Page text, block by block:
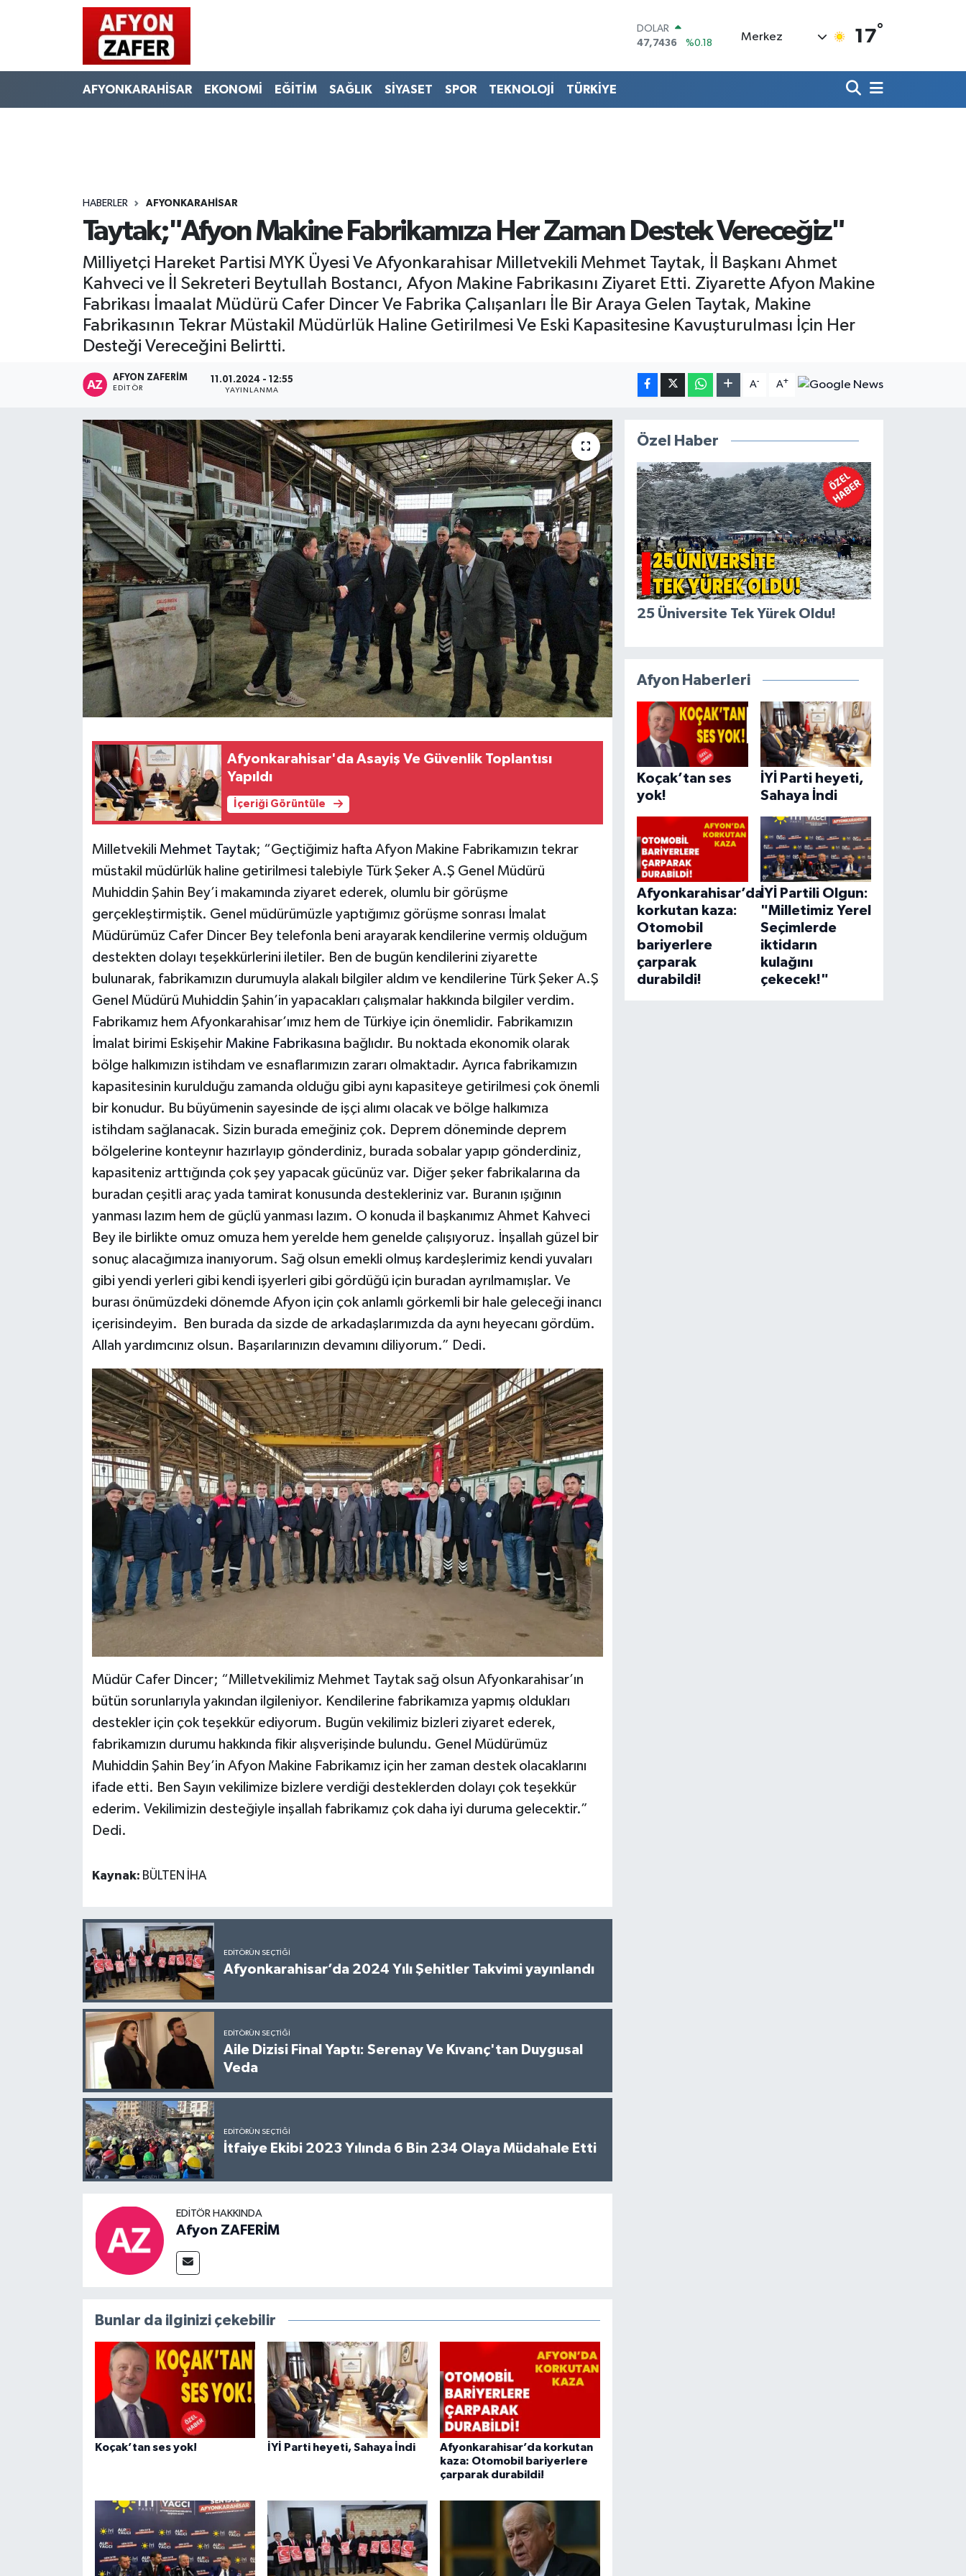
DOLAR
47,7436
%0.18
55,2510
%0.32
Merkez 17°
AFYONKARAHİSAR EKONOMİ EĞİTİM SAĞLIK SİYASET SPOR TEKNOLOJİ TÜRKİYE
HABERLER AFYONKARAHİSAR
Taytak;"Afyon Makine Fabrikamıza Her Zaman Destek Vereceğiz"
Milliyetçi Hareket Partisi MYK Üyesi Ve Afyonkarahisar Milletvekili Mehmet Taytak, İl Başkanı Ahmet
Kahveci ve İl Sekreteri Beytullah Bostancı, Afyon Makine Fabrikasını Ziyaret Etti. Ziyarette Afyon Makine
Fabrikası İmaalat Müdürü Cafer Dincer Ve Fabrika Çalışanları İle Bir Araya Gelen Taytak, Makine
Fabrikasının Tekrar Müstakil Müdürlük Haline Getirilmesi Ve Eski Kapasitesine Kavuşturulması İçin Her
Desteği Vereceğini Belirtti.
AFYON ZAFERİM
EDITÖR
11.01.2024 - 12:55
YAYINLANMA
A- A+
Afyonkarahisar'da Asayiş Ve Güvenlik Toplantısı
Yapıldı
İçeriği Görüntüle
Milletvekili Mehmet Taytak; “Geçtiğimiz hafta Afyon Makine Fabrikamızın tekrar
müstakil müdürlük haline getirilmesi talebiyle Türk Şeker A.Ş Genel Müdürü
Muhiddin Şahin Bey’i makamında ziyaret ederek, olumlu bir görüşme
gerçekleştirmiştik. Genel müdürümüzle yaptığımız görüşme sonrası İmalat
Müdürümüz Cafer Dincer Bey telefonla beni arayarak kendilerine vermiş olduğum
destekten dolayı teşekkürlerini iletiler. Ben de bugün kendilerini ziyarette
bulunarak, fabrikamızın durumuyla alakalı bilgiler aldım ve kendilerine Türk Şeker A.Ş
Genel Müdürü Muhiddin Şahin’in yapacakları çalışmalar hakkında bilgiler verdim.
Fabrikamız hem Afyonkarahisar’ımız hem de Türkiye için önemlidir. Fabrikamızın
İmalat birimi Eskişehir Makine Fabrikasına bağlıdır. Bu noktada ekonomik olarak
bölge halkımızın istihdam ve esnaflarımızın zararı olmaktadır. Ayrıca fabrikamızın
kapasitesinin kurulduğu zamanda olduğu gibi aynı kapasiteye getirilmesi çok önemli
bir konudur. Bu büyümenin sayesinde de işçi alımı olacak ve bölge halkımıza
istihdam sağlanacak. Sizin burada emeğiniz çok. Deprem döneminde deprem
bölgelerine konteynır hazırlayıp gönderdiniz, burada sobalar yapıp gönderdiniz,
kapasiteniz arttığında çok şey yapacak gücünüz var. Diğer şeker fabrikalarına da
buradan çeşitli araç yada tamirat konusunda destekleriniz var. Buranın ışığının
yanması lazım hem de güçlü yanması lazım. O konuda il başkanımız Ahmet Kahveci
Bey ile birlikte omuz omuza hem yerelde hem genelde çalışıyoruz. İnşallah güzel bir
sonuç alacağımıza inanıyorum. Sağ olsun emekli olmuş kardeşlerimiz kendi yuvaları
gibi yendi yerleri gibi kendi işyerleri gibi gördüğü için buradan ayrılmamışlar. Ve
burası önümüzdeki dönemde Afyon için çok anlamlı görkemli bir hale geleceği inancı
içerisindeyim. Ben burada da sizde de arkadaşlarımızda da aynı heyecanı gördüm.
Allah yardımcınız olsun. Başarılarınızın devamını diliyorum.” Dedi.
Müdür Cafer Dincer; “Milletvekilimiz Mehmet Taytak sağ olsun Afyonkarahisar’ın
bütün sorunlarıyla yakından ilgileniyor. Kendilerine fabrikamıza yapmış oldukları
destekler için çok teşekkür ediyorum. Bugün vekilimiz bizleri ziyaret ederek,
fabrikamızın durumu hakkında fikir alışverişinde bulundu. Genel Müdürümüz
Muhiddin Şahin Bey’in Afyon Makine Fabrikamız için her zaman destek olacaklarını
ifade etti. Ben Sayın vekilimize bizlere verdiği desteklerden dolayı çok teşekkür
ederim. Vekilimizin desteğiyle inşallah fabrikamız çok daha iyi duruma gelecektir.”
Dedi.
Kaynak: BÜLTEN İHA
EDITÖRÜN SEÇTIĞI
Afyonkarahisar’da 2024 Yılı Şehitler Takvimi yayınlandı
EDITÖRÜN SEÇTIĞI
Aile Dizisi Final Yaptı: Serenay Ve Kıvanç'tan Duygusal
Veda
EDITÖRÜN SEÇTIĞI
İtfaiye Ekibi 2023 Yılında 6 Bin 234 Olaya Müdahale Etti
EDITÖR HAKKINDA
Afyon ZAFERİM
Bunlar da ilginizi çekebilir
Koçak’tan ses yok! İYİ Parti heyeti, Sahaya İndi
Afyonkarahisar’da korkutan
kaza: Otomobil bariyerlere
çarparak durabildi!
Özel Haber
25 Üniversite Tek Yürek Oldu!
Afyon Haberleri
Koçak’tan ses
yok!
İYİ Parti heyeti,
Sahaya İndi
Afyonkarahisar’da
korkutan kaza:
Otomobil
bariyerlere
çarparak
durabildi!
İYİ Partili Olgun:
"Milletimiz Yerel
Seçimlerde
iktidarın
kulağını
çekecek!"